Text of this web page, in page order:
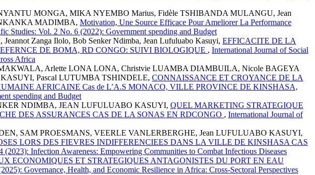
MONGA, MIKA NYEMBO Marius, Fidèle TSHIBANDA MULANGU, Jean
MADIMBA, Motivation, Une Source Efficace Pour Ameliorer La Performance
Studies: Vol. 2 No. 6 (2022): Government spending and Budget
Zanga Ilolo, Bob Senker Ndimba, Jean Lufuluabo Kasuyi, EFFICACITE DE LA
DE BOMA, RD CONGO: SUIVI BIOLOGIQUE , International Journal of Social
Africa
Arlette LONA LONA, Christvie LUAMBA DIAMBUILA, Nicole BAGEYA
Pascal LUTUMBA TSHINDELE, CONNAISSANCE ET CROYANCE DE LA
AFRICAINE Cas de L’A.S MONACO, VILLE PROVINCE DE KINSHASA,
spending and Budget
NDIMBA, JEAN LUFULUABO KASUYI, QUEL MARKETING STRATEGIQUE
DES ASSURANCES CAS DE LA SONAS EN RDCONGO , International Journal of
SAM PROESMANS, VEERLE VANLERBERGHE, Jean LUFULUABO KASUYI,
LORS DES FIEVRES INDIFFERENCIEES DANS LA VILLE DE KINSHASA CAS
Infection Awareness: Empowering Communities to Combat Infectious Diseases
ECONOMIQUES ET STRATEGIQUES ANTAGONISTES DU PORT EN EAU
Governance, Health, and Economic Resilience in Africa: Cross-Sectoral Perspectives